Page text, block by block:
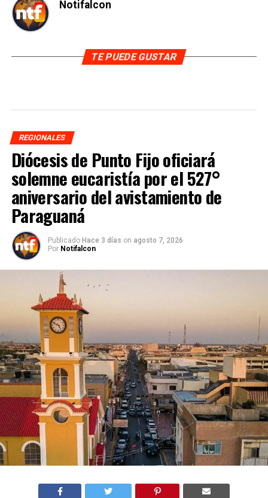
Notifalcon
TE PUEDE GUSTAR
REGIONALES
Diócesis de Punto Fijo oficiará
solemne eucaristía por el 527°
aniversario del avistamiento de
Paraguaná
Publicado Hace 3 días on agosto 7, 2026
Por Notifalcon